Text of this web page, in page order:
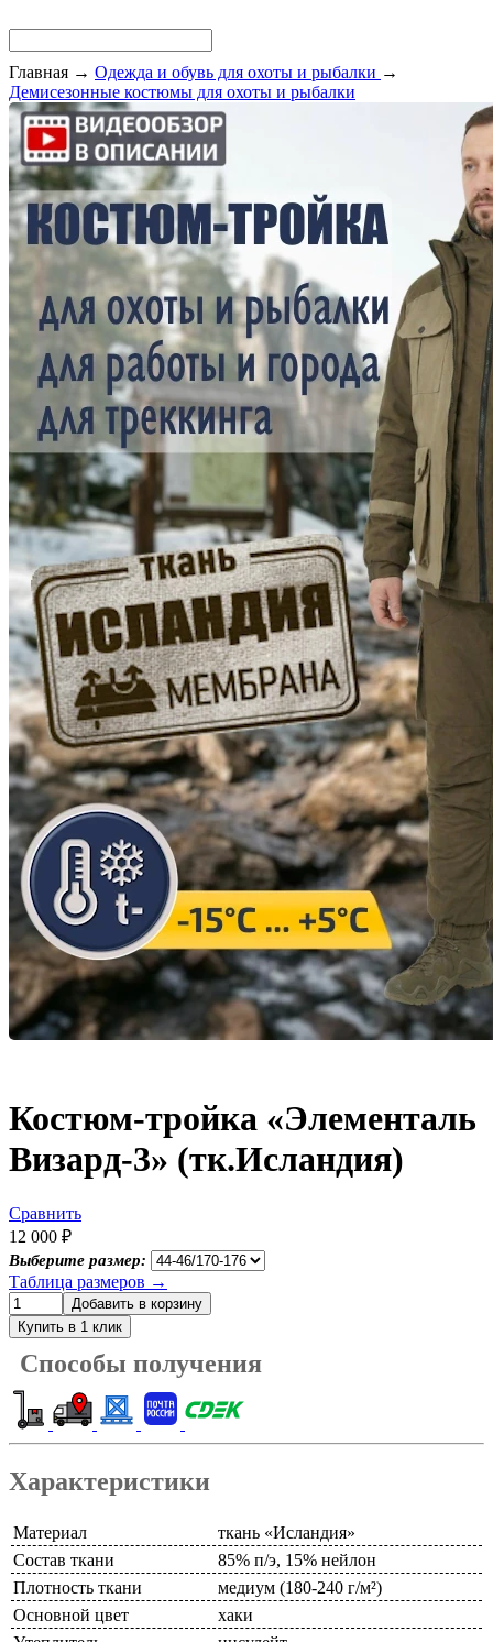
Главная → Одежда и обувь для охоты и рыбалки →
Демисезонные костюмы для охоты и рыбалки
Костюм-тройка «Элементаль
Визард-3» (тк.Исландия)
Сравнить
12 000 ₽
Выберите размер:
Таблица размеров →
Способы получения
Характеристики
Материал
ткань «Исландия»
Состав ткани
85% п/э, 15% нейлон
Плотность ткани
медиум (180-240 г/м²)
Основной цвет
хаки